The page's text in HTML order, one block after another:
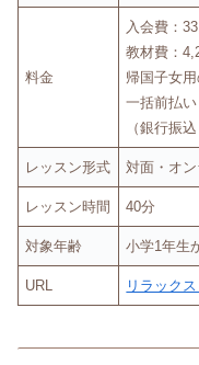
料金
入会費：
教材費：
帰国子女
一括前払い
（銀行振
レッスン形式 対面・オ
レッスン時間 40分
対象年齢 小学1年生
URL リラック